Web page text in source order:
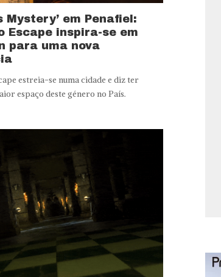
Mystery’ em Penafiel:
Escape inspira-se em
para uma nova
estreia-se numa cidade e diz ter
espaço deste género no País.